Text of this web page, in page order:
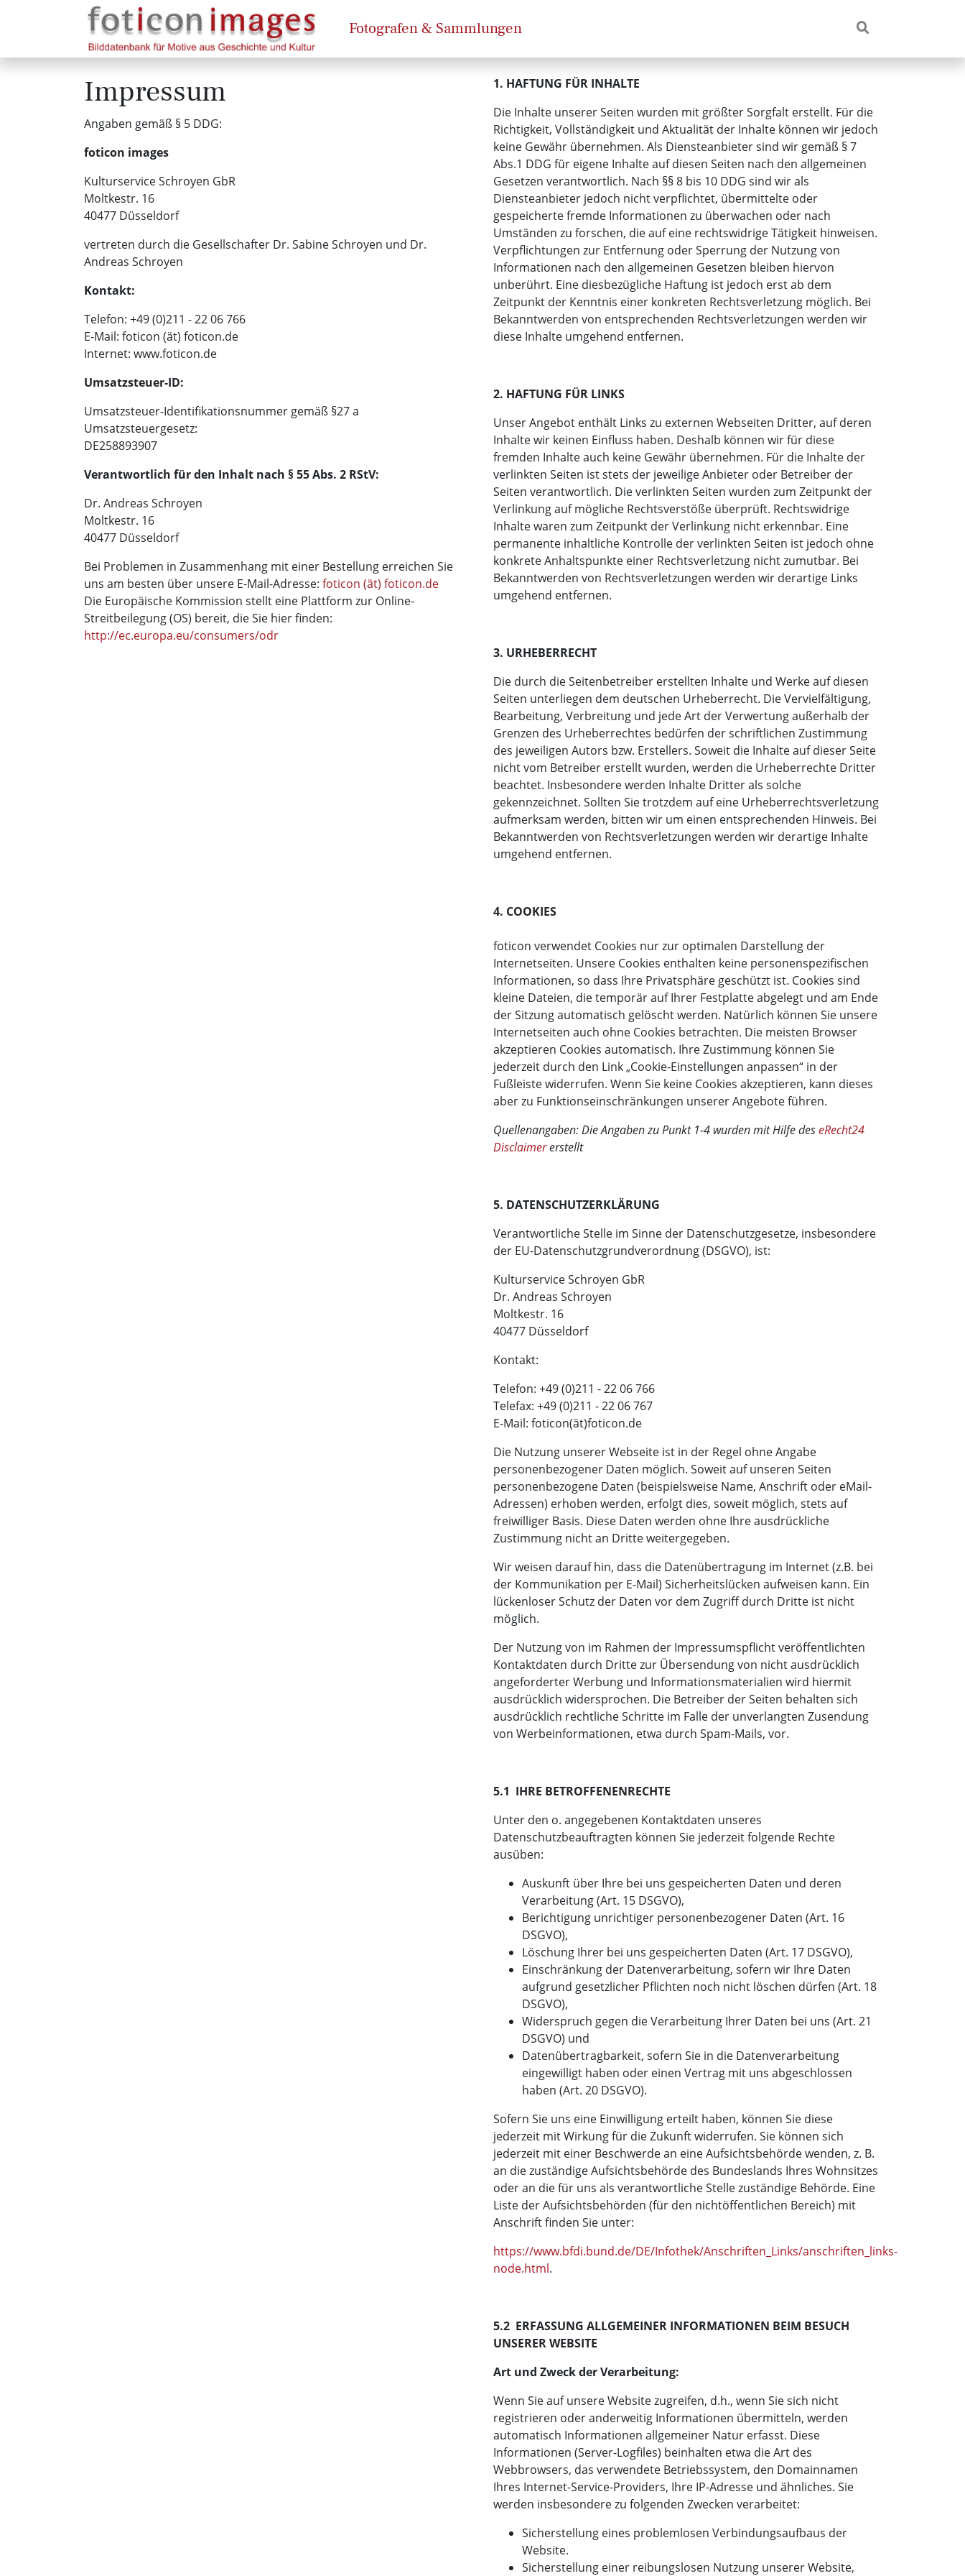
Fotografen & Sammlungen
Impressum
Angaben gemäß § 5 DDG:
foticon images
Kulturservice Schroyen GbR
Moltkestr. 16
40477 Düsseldorf
vertreten durch die Gesellschafter Dr. Sabine Schroyen und Dr.
Andreas Schroyen
Kontakt:
Telefon: +49 (0)211 - 22 06 766
E-Mail: foticon (ät) foticon.de
Internet: www.foticon.de
Umsatzsteuer-ID:
Umsatzsteuer-Identifikationsnummer gemäß §27 a
Umsatzsteuergesetz:
DE258893907
Verantwortlich für den Inhalt nach § 55 Abs. 2 RStV:
Dr. Andreas Schroyen
Moltkestr. 16
40477 Düsseldorf
Bei Problemen in Zusammenhang mit einer Bestellung erreichen Sie
uns am besten über unsere E-Mail-Adresse: foticon (ät) foticon.de
Die Europäische Kommission stellt eine Plattform zur Online-
Streitbeilegung (OS) bereit, die Sie hier finden:
http://ec.europa.eu/consumers/odr
1. HAFTUNG FÜR INHALTE
Die Inhalte unserer Seiten wurden mit größter Sorgfalt erstellt. Für die
Richtigkeit, Vollständigkeit und Aktualität der Inhalte können wir jedoch
keine Gewähr übernehmen. Als Diensteanbieter sind wir gemäß § 7
Abs.1 DDG für eigene Inhalte auf diesen Seiten nach den allgemeinen
Gesetzen verantwortlich. Nach §§ 8 bis 10 DDG sind wir als
Diensteanbieter jedoch nicht verpflichtet, übermittelte oder
gespeicherte fremde Informationen zu überwachen oder nach
Umständen zu forschen, die auf eine rechtswidrige Tätigkeit hinweisen.
Verpflichtungen zur Entfernung oder Sperrung der Nutzung von
Informationen nach den allgemeinen Gesetzen bleiben hiervon
unberührt. Eine diesbezügliche Haftung ist jedoch erst ab dem
Zeitpunkt der Kenntnis einer konkreten Rechtsverletzung möglich. Bei
Bekanntwerden von entsprechenden Rechtsverletzungen werden wir
diese Inhalte umgehend entfernen.
2. HAFTUNG FÜR LINKS
Unser Angebot enthält Links zu externen Webseiten Dritter, auf deren
Inhalte wir keinen Einfluss haben. Deshalb können wir für diese
fremden Inhalte auch keine Gewähr übernehmen. Für die Inhalte der
verlinkten Seiten ist stets der jeweilige Anbieter oder Betreiber der
Seiten verantwortlich. Die verlinkten Seiten wurden zum Zeitpunkt der
Verlinkung auf mögliche Rechtsverstöße überprüft. Rechtswidrige
Inhalte waren zum Zeitpunkt der Verlinkung nicht erkennbar. Eine
permanente inhaltliche Kontrolle der verlinkten Seiten ist jedoch ohne
konkrete Anhaltspunkte einer Rechtsverletzung nicht zumutbar. Bei
Bekanntwerden von Rechtsverletzungen werden wir derartige Links
umgehend entfernen.
3. URHEBERRECHT
Die durch die Seitenbetreiber erstellten Inhalte und Werke auf diesen
Seiten unterliegen dem deutschen Urheberrecht. Die Vervielfältigung,
Bearbeitung, Verbreitung und jede Art der Verwertung außerhalb der
Grenzen des Urheberrechtes bedürfen der schriftlichen Zustimmung
des jeweiligen Autors bzw. Erstellers. Soweit die Inhalte auf dieser Seite
nicht vom Betreiber erstellt wurden, werden die Urheberrechte Dritter
beachtet. Insbesondere werden Inhalte Dritter als solche
gekennzeichnet. Sollten Sie trotzdem auf eine Urheberrechtsverletzung
aufmerksam werden, bitten wir um einen entsprechenden Hinweis. Bei
Bekanntwerden von Rechtsverletzungen werden wir derartige Inhalte
umgehend entfernen.
4. COOKIES
foticon verwendet Cookies nur zur optimalen Darstellung der
Internetseiten. Unsere Cookies enthalten keine personenspezifischen
Informationen, so dass Ihre Privatsphäre geschützt ist. Cookies sind
kleine Dateien, die temporär auf Ihrer Festplatte abgelegt und am Ende
der Sitzung automatisch gelöscht werden. Natürlich können Sie unsere
Internetseiten auch ohne Cookies betrachten. Die meisten Browser
akzeptieren Cookies automatisch. Ihre Zustimmung können Sie
jederzeit durch den Link „Cookie-Einstellungen anpassen“ in der
Fußleiste widerrufen. Wenn Sie keine Cookies akzeptieren, kann dieses
aber zu Funktionseinschränkungen unserer Angebote führen.
Quellenangaben: Die Angaben zu Punkt 1-4 wurden mit Hilfe deseRecht24
Disclaimererstellt
5. DATENSCHUTZERKLÄRUNG
Verantwortliche Stelle im Sinne der Datenschutzgesetze, insbesondere
der EU-Datenschutzgrundverordnung (DSGVO), ist:
Kulturservice Schroyen GbR
Dr. Andreas Schroyen
Moltkestr. 16
40477 Düsseldorf
Kontakt:
Telefon: +49 (0)211 - 22 06 766
Telefax: +49 (0)211 - 22 06 767
E-Mail: foticon(ät)foticon.de
Die Nutzung unserer Webseite ist in der Regel ohne Angabe
personenbezogener Daten möglich. Soweit auf unseren Seiten
personenbezogene Daten (beispielsweise Name, Anschrift oder eMail-
Adressen) erhoben werden, erfolgt dies, soweit möglich, stets auf
freiwilliger Basis. Diese Daten werden ohne Ihre ausdrückliche
Zustimmung nicht an Dritte weitergegeben.
Wir weisen darauf hin, dass die Datenübertragung im Internet (z.B. bei
der Kommunikation per E-Mail) Sicherheitslücken aufweisen kann. Ein
lückenloser Schutz der Daten vor dem Zugriff durch Dritte ist nicht
möglich.
Der Nutzung von im Rahmen der Impressumspflicht veröffentlichten
Kontaktdaten durch Dritte zur Übersendung von nicht ausdrücklich
angeforderter Werbung und Informationsmaterialien wird hiermit
ausdrücklich widersprochen. Die Betreiber der Seiten behalten sich
ausdrücklich rechtliche Schritte im Falle der unverlangten Zusendung
von Werbeinformationen, etwa durch Spam-Mails, vor.
5.1 IHRE BETROFFENENRECHTE
Unter den o. angegebenen Kontaktdaten unseres
Datenschutzbeauftragten können Sie jederzeit folgende Rechte
ausüben:
Auskunft über Ihre bei uns gespeicherten Daten und deren
Verarbeitung (Art. 15 DSGVO),
Berichtigung unrichtiger personenbezogener Daten (Art. 16
DSGVO),
Löschung Ihrer bei uns gespeicherten Daten (Art. 17 DSGVO),
Einschränkung der Datenverarbeitung, sofern wir Ihre Daten
aufgrund gesetzlicher Pflichten noch nicht löschen dürfen (Art. 18
DSGVO),
Widerspruch gegen die Verarbeitung Ihrer Daten bei uns (Art. 21
DSGVO) und
Datenübertragbarkeit, sofern Sie in die Datenverarbeitung
eingewilligt haben oder einen Vertrag mit uns abgeschlossen
haben (Art. 20 DSGVO).
Sofern Sie uns eine Einwilligung erteilt haben, können Sie diese
jederzeit mit Wirkung für die Zukunft widerrufen. Sie können sich
jederzeit mit einer Beschwerde an eine Aufsichtsbehörde wenden, z. B.
an die zuständige Aufsichtsbehörde des Bundeslands Ihres Wohnsitzes
oder an die für uns als verantwortliche Stelle zuständige Behörde. Eine
Liste der Aufsichtsbehörden (für den nichtöffentlichen Bereich) mit
Anschrift finden Sie unter:
https://www.bfdi.bund.de/DE/Infothek/Anschriften_Links/anschriften_links-
node.html.
5.2 ERFASSUNG ALLGEMEINER INFORMATIONEN BEIM BESUCH
UNSERER WEBSITE
Art und Zweck der Verarbeitung:
Wenn Sie auf unsere Website zugreifen, d.h., wenn Sie sich nicht
registrieren oder anderweitig Informationen übermitteln, werden
automatisch Informationen allgemeiner Natur erfasst. Diese
Informationen (Server-Logfiles) beinhalten etwa die Art des
Webbrowsers, das verwendete Betriebssystem, den Domainnamen
Ihres Internet-Service-Providers, Ihre IP-Adresse und ähnliches. Sie
werden insbesondere zu folgenden Zwecken verarbeitet:
Sicherstellung eines problemlosen Verbindungsaufbaus der
Website.
Sicherstellung einer reibungslosen Nutzung unserer Website,